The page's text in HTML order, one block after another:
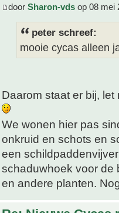
door Sharon-vds op 08 mei
peter schreef:
mooie cycas alleen
Daarom staat er bij,
We wonen hier pas
onkruid en schots en
een
schaduwhoek voor de
en andere planten.